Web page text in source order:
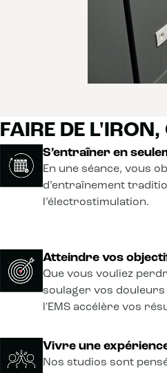
FAIRE DE L'IRON,
S’entraîner en
En une séance, vous
d’entraînement
l’électrostimulation.
Atteindre vos
Que vous vouliez
soulager vos
l'EMS accélère vos
Vivre une
Nos studios sont